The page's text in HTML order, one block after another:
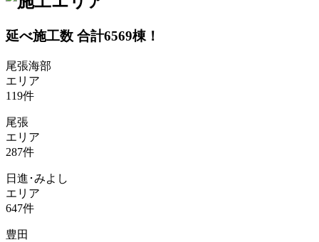
延べ施工数 合計6569棟！
尾張海部
エリア
119件
尾張
エリア
287件
日進･みよし
エリア
647件
豊田